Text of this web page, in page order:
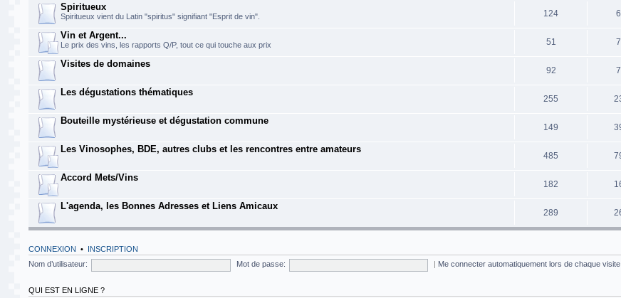
Spiritueux
Spiritueux vient du Latin "spiritus" signifiant "Esprit de vin". 124
Vin et Argent...
Le prix des vins, les rapports Q/P, tout ce qui touche aux prix 51
Visites de domaines
92
Les dégustations thématiques
255
Bouteille mystérieuse et dégustation commune
149
Les Vinosophes, BDE, autres clubs et les rencontres entre amateurs
485
Accord Mets/Vins
182
L'agenda, les Bonnes Adresses et Liens Amicaux
289
CONNEXION • INSCRIPTION
Nom d’utilisateur:
Mot de passe: Me connecter automatiquement lors de chaque
QUI EST EN LIGNE ?